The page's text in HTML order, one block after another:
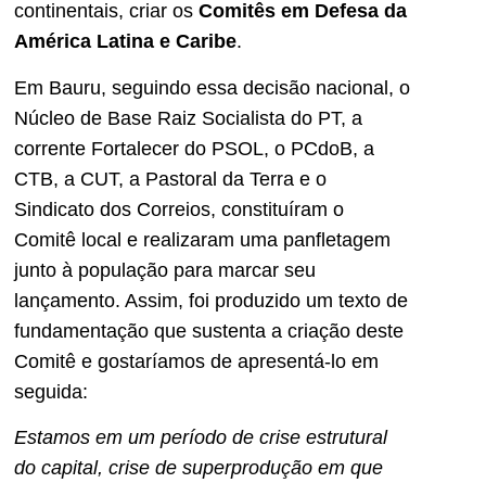
continentais, criar os Comitês em Defesa da
América Latina e Caribe.
Em Bauru, seguindo essa decisão nacional, o
Núcleo de Base Raiz Socialista do PT, a
corrente Fortalecer do PSOL, o PCdoB, a
CTB, a CUT, a Pastoral da Terra e o
Sindicato dos Correios, constituíram o
Comitê local e realizaram uma panfletagem
junto à população para marcar seu
lançamento. Assim, foi produzido um texto de
fundamentação que sustenta a criação deste
Comitê e gostaríamos de apresentá-lo em
seguida:
Estamos em um período de crise estrutural
do capital, crise de superprodução em que